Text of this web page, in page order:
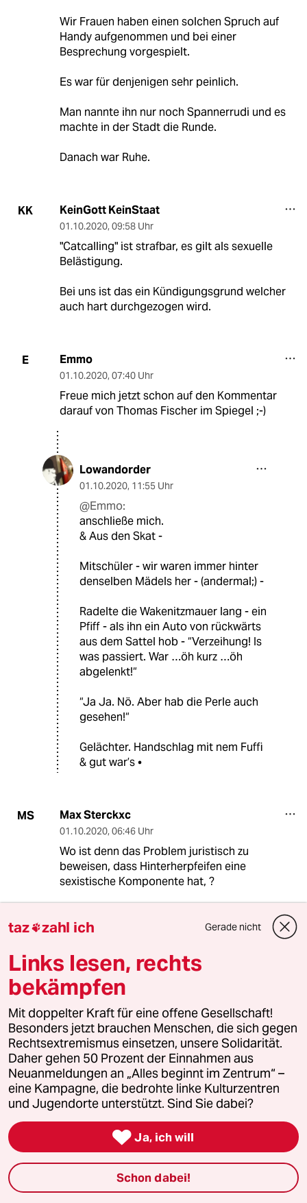
Wir Frauen haben einen solchen Spruch auf
Handy aufgenommen und bei einer
Besprechung vorgespielt.
Es war für denjenigen sehr peinlich.
Man nannte ihn nur noch Spannerrudi und es
machte in der Stadt die Runde.
Danach war Ruhe.
KK KeinGott KeinStaat
01.10.2020, 09:58 Uhr
"Catcalling" ist strafbar, es gilt als sexuelle
Belästigung.
Bei uns ist das ein Kündigungsgrund welcher
auch hart durchgezogen wird.
E Emmo
01.10.2020, 07:40 Uhr
Freue mich jetzt schon auf den Kommentar
darauf von Thomas Fischer im Spiegel ;-)
Lowandorder
01.10.2020, 11:55 Uhr
@Emmo:
anschließe mich.
& Aus den Skat -
Mitschüler - wir waren immer hinter
denselben Mädels her - (andermal;) -
Radelte die Wakenitzmauer lang - ein
Pfiff - als ihn ein Auto von rückwärts
aus dem Sattel hob - “Verzeihung! Is
was passiert. War …öh kurz …öh
abgelenkt!“
“Ja Ja. Nö. Aber hab die Perle auch
gesehen!“
Gelächter. Handschlag mit nem Fuffi
& gut war’s •
MS Max Sterckxc
01.10.2020, 06:46 Uhr
Wo ist denn das Problem juristisch zu
beweisen, dass Hinterherpfeifen eine
sexistische Komponente hat, ?
W warum_denkt_keiner_nach?
Wir brauchen nicht für jeden Neanderthaler ein
Gesetz.
Ich bin noch nie auf die Idee gekommen, so
etwas zur Anzeige zu bringen. Es ist
Verschwendung von Lebenszeit, die viel
sinnvoller genutzt werden kann. Außerdem
würde ich damit solchen Typen eine
Bedeutung geben, die sie nicht haben.
Wie die Zahlen aus Frankreich und Belgien
zeigen, bin ich mit dieser Einstellung wohl nicht
allein.
Besserung bringt ein allmähliches Umdenken in
der Gesellschaft. Aber so etwas dauert einige
Generationen...
taz zahl ich Gerade nicht
Links lesen, rechts
bekämpfen
Mit doppelter Kraft für eine offene Gesellschaft!
Besonders jetzt brauchen Menschen, die sich gegen
Rechtsextremismus einsetzen, unsere Solidarität.
Daher gehen 50 Prozent der Einnahmen aus
Neuanmeldungen an „Alles beginnt im Zentrum“ –
eine Kampagne, die bedrohte linke Kulturzentren
und Jugendorte unterstützt. Sind Sie dabei?
 Ja, ich will
Schon dabei!